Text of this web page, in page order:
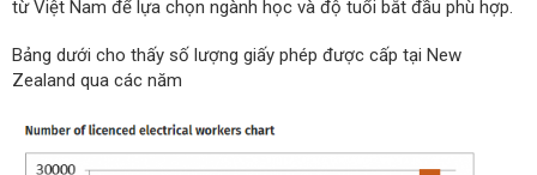
từ Việt Nam để lựa chọn ngành học và độ tuổi bắt đầu phù hợp.
Bảng dưới cho thấy số lượng giấy phép được cấp tại New
Zealand qua các năm